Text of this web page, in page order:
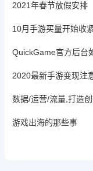
2021年春节放假安排
QuickGame官方后台
2020最新手游变现注
游戏出海的那些事